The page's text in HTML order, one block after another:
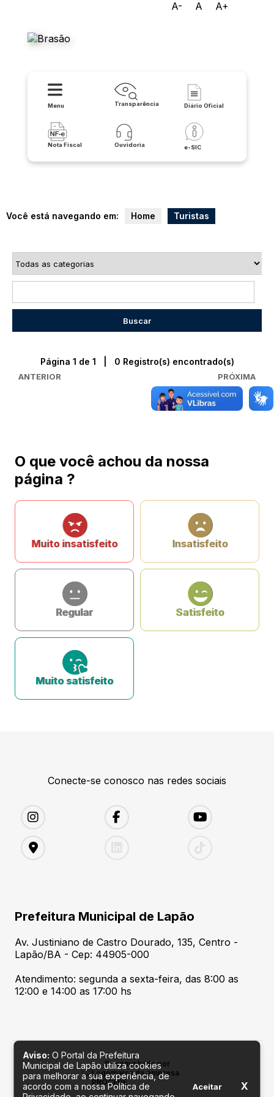
A- A A+
Menu Transparência Diário Oficial
Nota Fiscal Ouvidoria e-SIC
Você está navegando em: Home Turistas
ANTERIOR
Página 1 de 1 | 0 Registro(s) encontrado(s)
PRÓXIMA
O que você achou da nossa
página ?
Muito insatisfeito Insatisfeito
Regular Satisfeito
Muito satisfeito
Conecte-se conosco nas redes sociais
Prefeitura Municipal de Lapão
Av. Justiniano de Castro Dourado, 135, Centro -
Lapão/BA - Cep: 44905-000
Atendimento: segunda a sexta-feira, das 8:00 as
12:00 e 14:00 as 17:00 hs
Desenvolvido por
Aviso: O Portal da Prefeitura
Municipal de Lapão utiliza cookies
para melhorar a sua experiência, de
acordo com a nossa Política de
Aceitar X